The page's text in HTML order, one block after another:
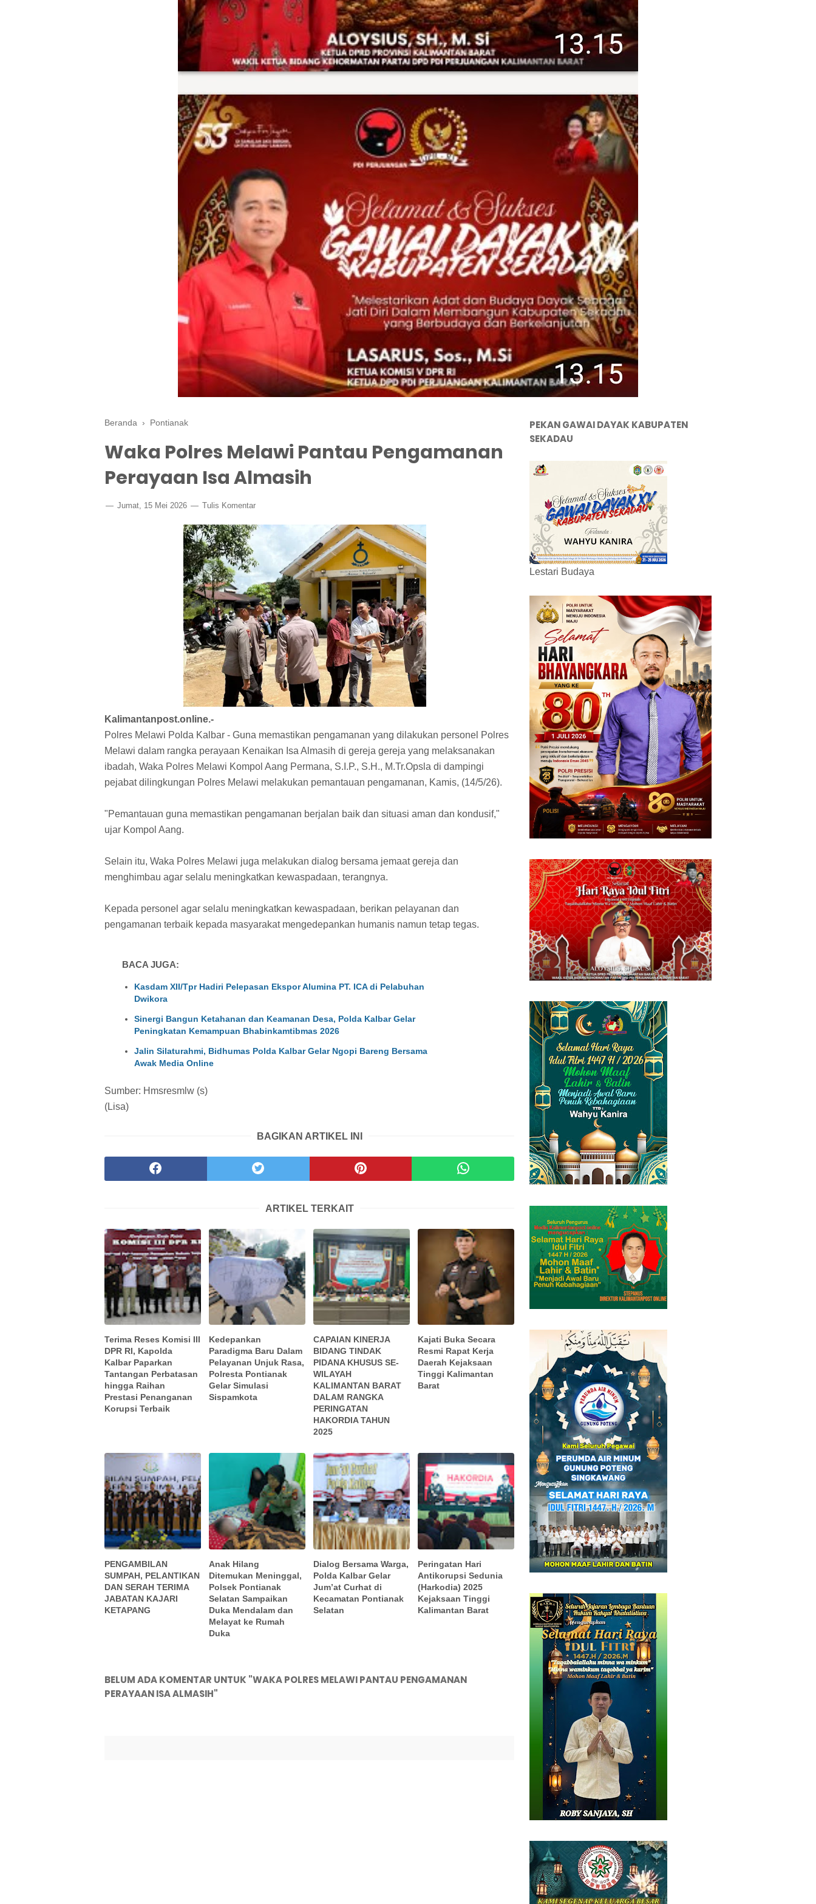
Beranda › Pontianak
Waka Polres Melawi Pantau Pengamanan
Perayaan Isa Almasih
Jumat, 15 Mei 2026 Tulis Komentar
Kalimantanpost.online.-
Polres Melawi Polda Kalbar - Guna memastikan pengamanan yang dilakukan personel Polres
Melawi dalam rangka perayaan Kenaikan Isa Almasih di gereja gereja yang melaksanakan
ibadah, Waka Polres Melawi Kompol Aang Permana, S.I.P., S.H., M.Tr.Opsla di dampingi
pejabat dilingkungan Polres Melawi melakukan pemantauan pengamanan, Kamis, (14/5/26).
"Pemantauan guna memastikan pengamanan berjalan baik dan situasi aman dan kondusif,"
ujar Kompol Aang.
Selain itu, Waka Polres Melawi juga melakukan dialog bersama jemaat gereja dan
menghimbau agar selalu meningkatkan kewaspadaan, terangnya.
Kepada personel agar selalu meningkatkan kewaspadaan, berikan pelayanan dan
pengamanan terbaik kepada masyarakat mengedepankan humanis namun tetap tegas.
BACA JUGA:
Kasdam XII/Tpr Hadiri Pelepasan Ekspor Alumina PT. ICA di Pelabuhan
Dwikora
Sinergi Bangun Ketahanan dan Keamanan Desa, Polda Kalbar Gelar
Peningkatan Kemampuan Bhabinkamtibmas 2026
Jalin Silaturahmi, Bidhumas Polda Kalbar Gelar Ngopi Bareng Bersama
Awak Media Online
Sumber: Hmsresmlw (s)
(Lisa)
BAGIKAN ARTIKEL INI
ARTIKEL TERKAIT
Terima Reses Komisi III
DPR RI, Kapolda
Kalbar Paparkan
Tantangan Perbatasan
hingga Raihan
Prestasi Penanganan
Korupsi Terbaik
Kedepankan
Paradigma Baru Dalam
Pelayanan Unjuk Rasa,
Polresta Pontianak
Gelar Simulasi
Sispamkota
CAPAIAN KINERJA
BIDANG TINDAK
PIDANA KHUSUS SE-
WILAYAH
KALIMANTAN BARAT
DALAM RANGKA
PERINGATAN
HAKORDIA TAHUN
2025
Kajati Buka Secara
Resmi Rapat Kerja
Daerah Kejaksaan
Tinggi Kalimantan
Barat
PENGAMBILAN
SUMPAH, PELANTIKAN
DAN SERAH TERIMA
JABATAN KAJARI
KETAPANG
Anak Hilang
Ditemukan Meninggal,
Polsek Pontianak
Selatan Sampaikan
Duka Mendalam dan
Melayat ke Rumah
Duka
Dialog Bersama Warga,
Polda Kalbar Gelar
Jum’at Curhat di
Kecamatan Pontianak
Selatan
Peringatan Hari
Antikorupsi Sedunia
(Harkodia) 2025
Kejaksaan Tinggi
Kalimantan Barat
BELUM ADA KOMENTAR UNTUK "WAKA POLRES MELAWI PANTAU PENGAMANAN
PERAYAAN ISA ALMASIH"
PEKAN GAWAI DAYAK KABUPATEN
SEKADAU
Lestari Budaya